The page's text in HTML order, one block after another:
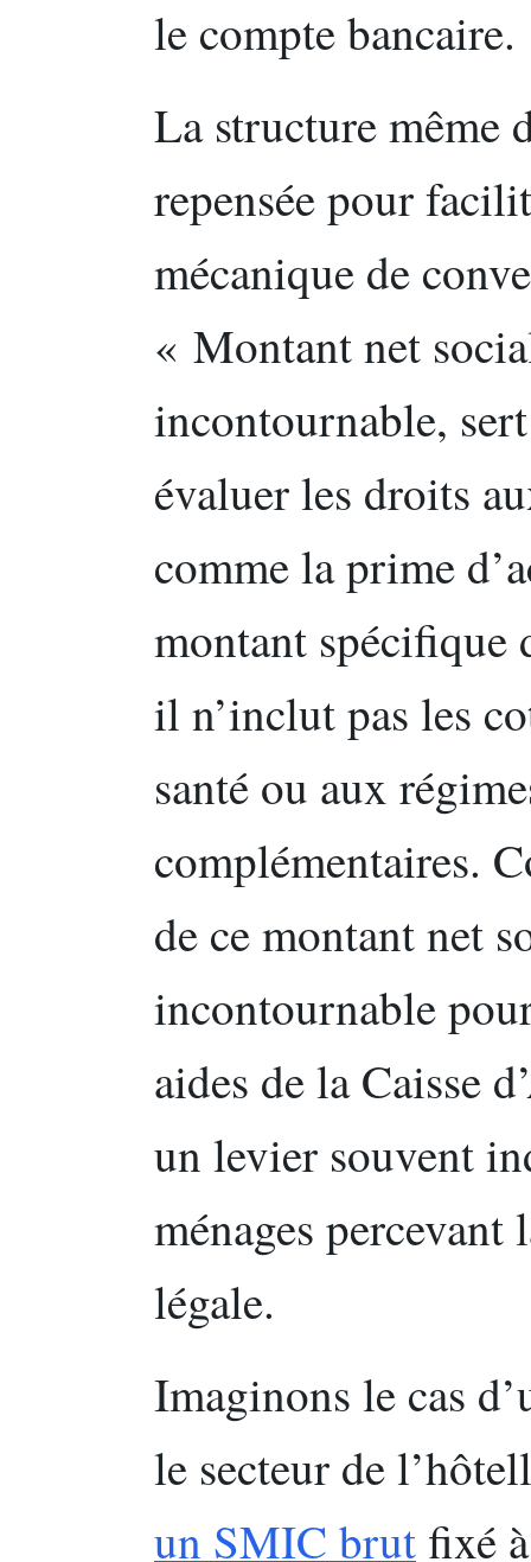
le compte bancaire.
La structure même
repensée pour
mécanique de
« Montant net
incontournable,
évaluer les droits
comme la prime
montant spécifique
il n’inclut pas les
santé ou aux
complémentaires.
de ce montant net
incontournable
aides de la Caisse
un levier souvent
ménages
légale.
Imaginons le cas
le secteur de
un SMIC brut fixé